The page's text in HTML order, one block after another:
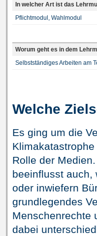
In welcher Art ist das
Pflichtmodul, Wahlmodul
Worum geht es in dem
Selbstständiges Arbeiten am
Welche
Es ging um die
Rolle der
beeinflusst auch,
oder inwiefern
grundlegendes
Menschenrechte
dabei